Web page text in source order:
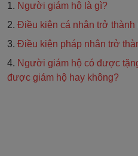
1. Người giám hộ là gì?
2. Điều kiện cá nhân trở
3. Điều kiện pháp nhân trở
4. Người giám hộ có được
được giám hộ hay không?